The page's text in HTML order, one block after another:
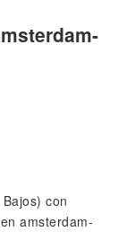
con
amsterdam-